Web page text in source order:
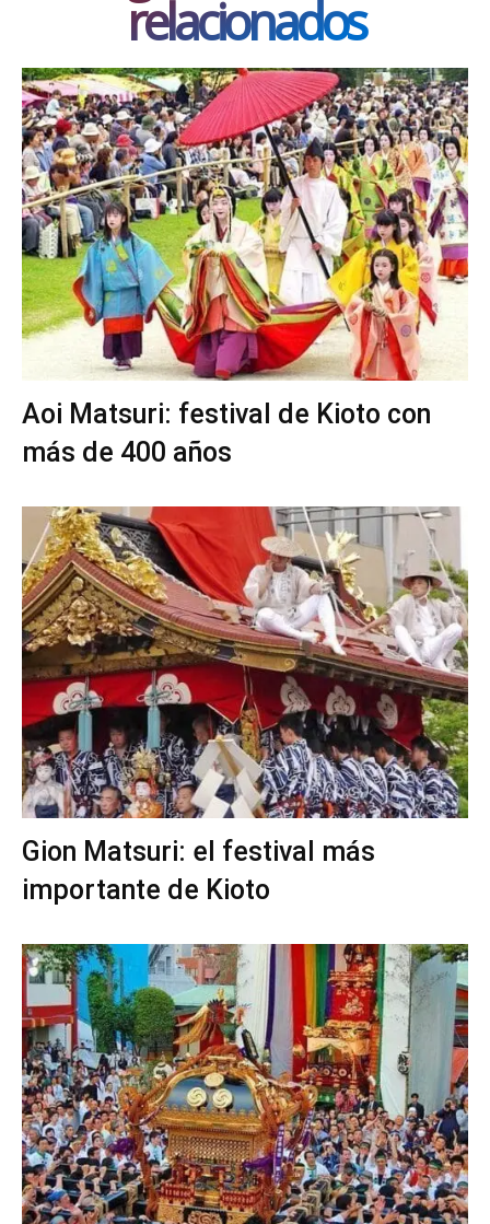
relacionados
Aoi Matsuri: festival de Kioto con
más de 400 años
Gion Matsuri: el festival más
importante de Kioto